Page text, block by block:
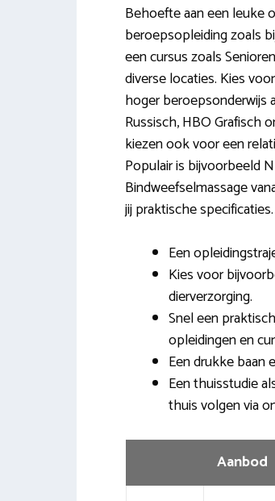
Behoefte aan een leuke
beroepsopleiding zoals
een cursus zoals
diverse locaties. Kies
hoger
Russisch, HBO Grafisch
kiezen ook voor een
Populair is bijvoorbeeld
Bindweefselmassage
jij praktische specificaties.
Een
Kies voor
dierverzorging.
Snel een
opleidingen en
Een drukke baan
Een thuisstudie
thuis volgen via
Aanbod